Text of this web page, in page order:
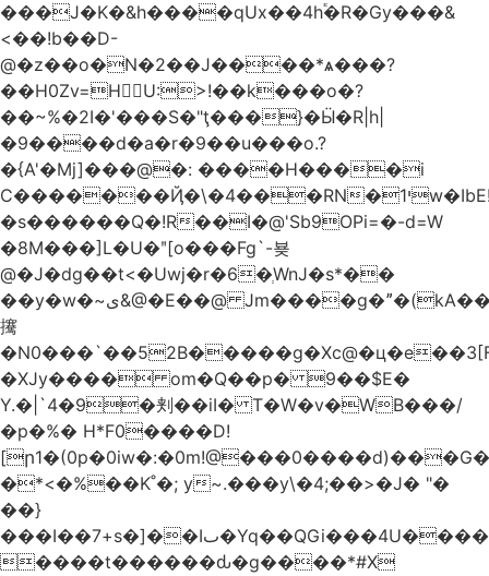
���J�K�&h����qUx��4h֕�R�Gy���&
<��!b��D-
@�z��o�N�2��J����*ѧ���?
��H0Zv=HU:>!��k���o�?
��~%�2I�'���S�"ţ���}�Ӹ�R|h|
�9����d�a�r�9��u���o.?
�{A'�Mj]���@�: ����H����i
C�������Ҋ�\�4���RN�י1w�IbE!
�s������Q�!R��I�@'Sb9OPi=�-d=W
�8M���]L�U�ʺ[o���Fg`-뵺
@�J�dg��t<�Uwj�r�6�ְWnJ�s*��
��y�w�~ى&@�E��@ Jm����g�ˮ�(kA��b�^"���3���4�q��E$�J���`�%�y�JcX����2��R�,q0��3�
㩷
�XJy���� om�Q��p� 9��$E�
Y.�|`4�9�刾��iI� T�W�v�WB���/
�p�%� H*F0����D!
�*<�%��K˚�; y~.���y\�4;��>�J� "�
��}
���I��7+s�]��Iٮ�Yq��QGi���4U�����
����t������ԃ�g����*#X